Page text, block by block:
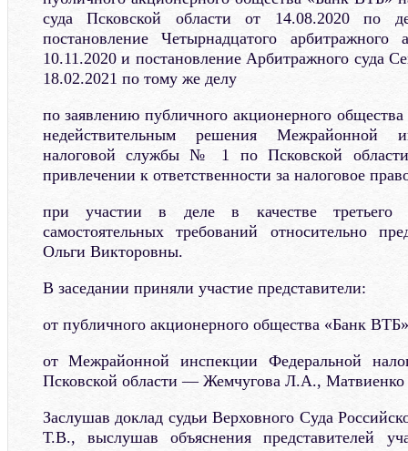
суда Псковской области от 14.08.2020 по
постановление Четырнадцатого арбитражного
10.11.2020 и постановление Арбитражного суда
18.02.2021 по тому же делу
по заявлению публичного акционерного
недействительным решения Межрайонной
налоговой службы № 1 по Псковской
привлечении к ответственности за налоговое
при участии в деле в качестве третьего
самостоятельных требований относительно
Ольги Викторовны.
В заседании приняли участие представители:
от публичного акционерного общества «Банк
от Межрайонной инспекции Федеральной
Псковской области — Жемчугова Л.А.,
Заслушав доклад судьи Верховного Суда
Т.В., выслушав объяснения представителей